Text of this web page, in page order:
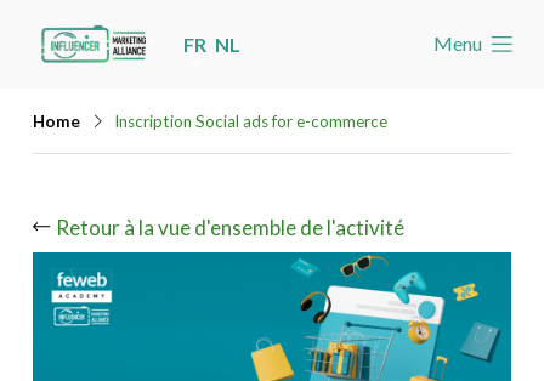
Jump
Jump
to
main
content
FR NL Menu
Home Inscription Social ads for e-commerce
Retour à la vue d'ensemble de l'activité
Cas
Devenez membre